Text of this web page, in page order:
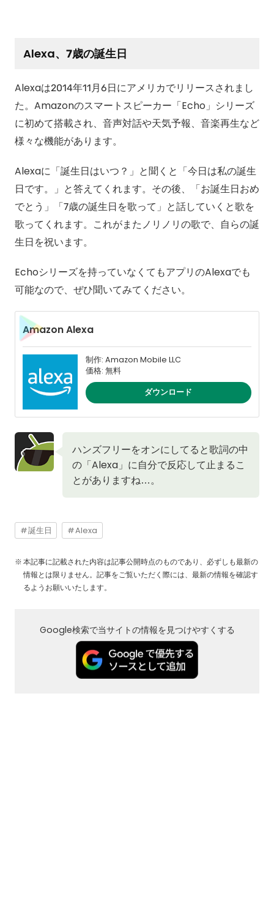
Alexa、7歳の誕生日
Alexaは2014年11月6日にアメリカでリリースされまし
た。Amazonのスマートスピーカー「Echo」シリーズ
に初めて搭載され、音声対話や天気予報、音楽再生など
様々な機能があります。
Alexaに「誕生日はいつ？」と聞くと「今日は私の誕生
日です。」と答えてくれます。その後、「お誕生日おめ
でとう」「7歳の誕生日を歌って」と話していくと歌を
歌ってくれます。これがまたノリノリの歌で、自らの誕
生日を祝います。
Echoシリーズを持っていなくてもアプリのAlexaでも
可能なので、ぜひ聞いてみてください。
Amazon Alexa
制作: Amazon Mobile LLC
価格: 無料
ダウンロード
ハンズフリーをオンにしてると歌詞の中
の「Alexa」に自分で反応して止まるこ
とがありますね…。
誕生日 Alexa
本記事に記載された内容は記事公開時点のものであり、必ずしも最新の
情報とは限りません。記事をご覧いただく際には、最新の情報を確認す
るようお願いいたします。
Google検索で当サイトの情報を見つけやすくする